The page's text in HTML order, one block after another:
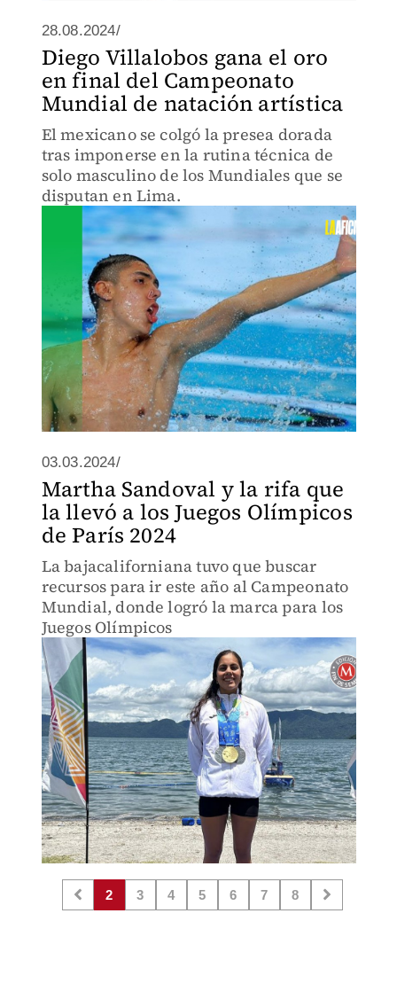
28.08.2024/
Diego Villalobos gana el oro
en final del Campeonato
Mundial de natación artística
El mexicano se colgó la presea dorada
tras imponerse en la rutina técnica de
solo masculino de los Mundiales que se
disputan en Lima.
03.03.2024/
Martha Sandoval y la rifa que
la llevó a los Juegos Olímpicos
de París 2024
La bajacaliforniana tuvo que buscar
recursos para ir este año al Campeonato
Mundial, donde logró la marca para los
Juegos Olímpicos
2 3 4 5 6 7 8